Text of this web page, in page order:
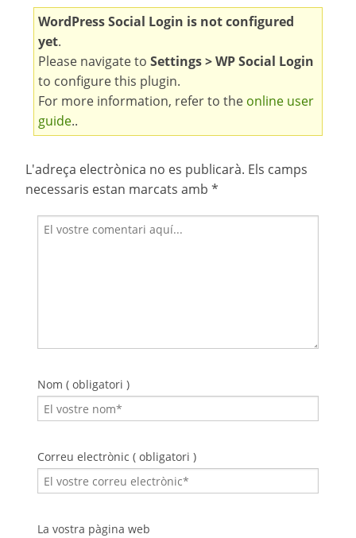
WordPress Social Login is not configured
yet.
Please navigate to Settings > WP Social Login
to configure this plugin.
For more information, refer to the online user
guide..
L'adreça electrònica no es publicarà. Els camps
necessaris estan marcats amb *
Nom ( obligatori )
Correu electrònic ( obligatori )
La vostra pàgina web